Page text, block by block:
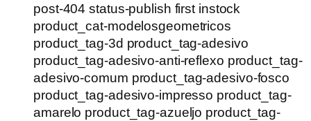
post-404 status-publish first instock
product_cat-modelosgeometricos
product_tag-3d product_tag-adesivo
product_tag-adesivo-anti-reflexo product_tag-
adesivo-comum product_tag-adesivo-fosco
product_tag-adesivo-impresso product_tag-
amarelo product_tag-azueljo product_tag-